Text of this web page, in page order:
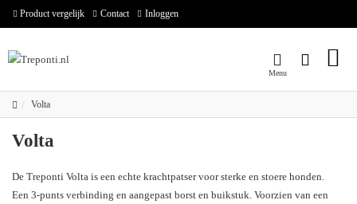
Product vergelijk Contact Inloggen
Volta
Volta
De Treponti Volta is een echte krachtpatser voor sterke en stoere honden.
Een 3-punts verbinding en aangepast borst en buikstuk. Voorzien van een